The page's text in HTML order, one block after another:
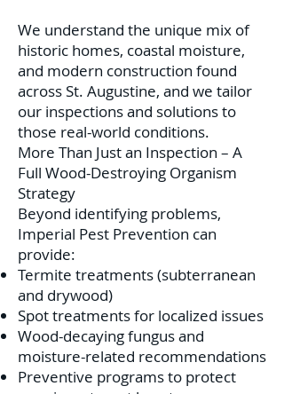
We understand the unique mix of
historic homes, coastal moisture,
and modern construction found
across St. Augustine, and we tailor
our inspections and solutions to
those real-world conditions.
More Than Just an Inspection – A
Full Wood-Destroying Organism
Strategy
Beyond identifying problems,
Imperial Pest Prevention can
provide:
Termite treatments (subterranean
and drywood)
Spot treatments for localized issues
Wood-decaying fungus and
moisture-related recommendations
Preventive programs to protect